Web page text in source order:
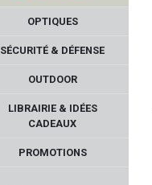
OPTIQUES
SÉCURITÉ & DÉFENSE
OUTDOOR
LIBRAIRIE & IDÉES
CADEAUX
PROMOTIONS